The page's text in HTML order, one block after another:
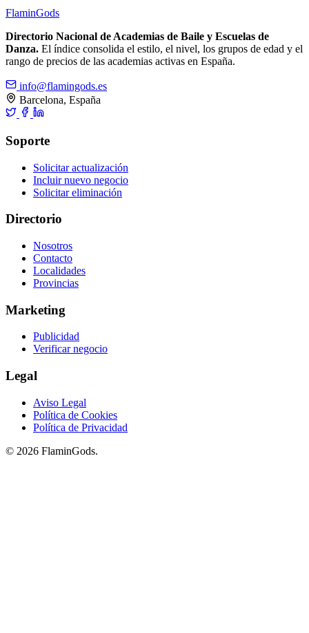
FlaminGods
Directorio Nacional de Academias de Baile y Escuelas de
Danza. El índice consolida el estilo, el nivel, los grupos de edad y el
rango de precios de las academias activas en España.
info@flamingods.es
Barcelona, España
Soporte
Solicitar actualización
Incluir nuevo negocio
Solicitar eliminación
Directorio
Nosotros
Contacto
Localidades
Provincias
Marketing
Publicidad
Verificar negocio
Legal
Aviso Legal
Política de Cookies
Política de Privacidad
© 2026 FlaminGods.